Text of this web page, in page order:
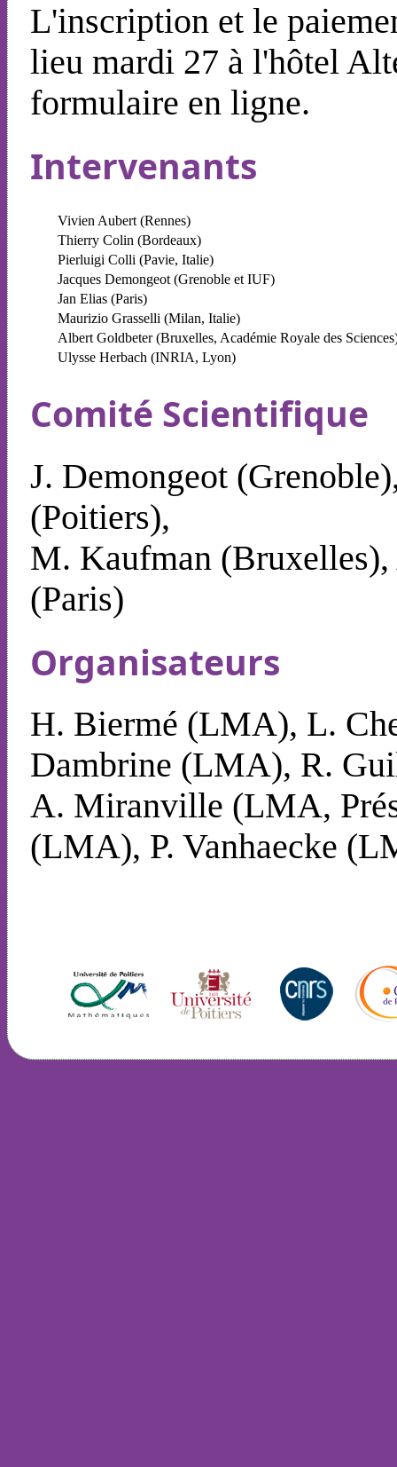
L'inscription et le
lieu mardi 27 à l'hôtel
formulaire en ligne.
Intervenants
Vivien Aubert (Rennes)
Thierry Colin (Bordeaux)
Pierluigi Colli (Pavie, Italie)
Jacques Demongeot (Grenoble et IUF)
Jan Elias (Paris)
Maurizio Grasselli (Milan, Italie)
Albert Goldbeter (Bruxelles, Académie Royale des
Ulysse Herbach (INRIA, Lyon)
Comité Scientifique
J. Demongeot
(Poitiers),
M. Kaufman
(Paris)
Organisateurs
H. Biermé (LMA), L.
Dambrine (LMA), R.
A. Miranville (LMA,
(LMA), P. Vanhaecke